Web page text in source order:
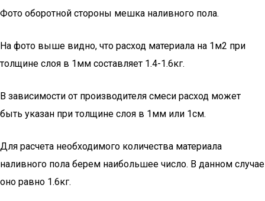
Фото оборотной стороны мешка наливного пола.
На фото выше видно, что расход материала на 1м2 при
толщине слоя в 1мм составляет 1.4-1.6кг.
В зависимости от производителя смеси расход может
быть указан при толщине слоя в 1мм или 1см.
Для расчета необходимого количества материала
наливного пола берем наибольшее число. В данном случае
оно равно 1.6кг.